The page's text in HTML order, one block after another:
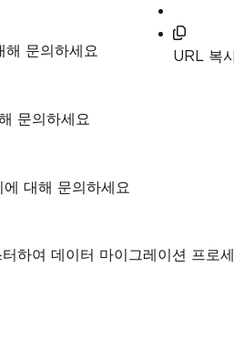
해 문의하세요
문의하세요
대해 문의하세요
URL 복
하여 데이터 마이그레이션 프로